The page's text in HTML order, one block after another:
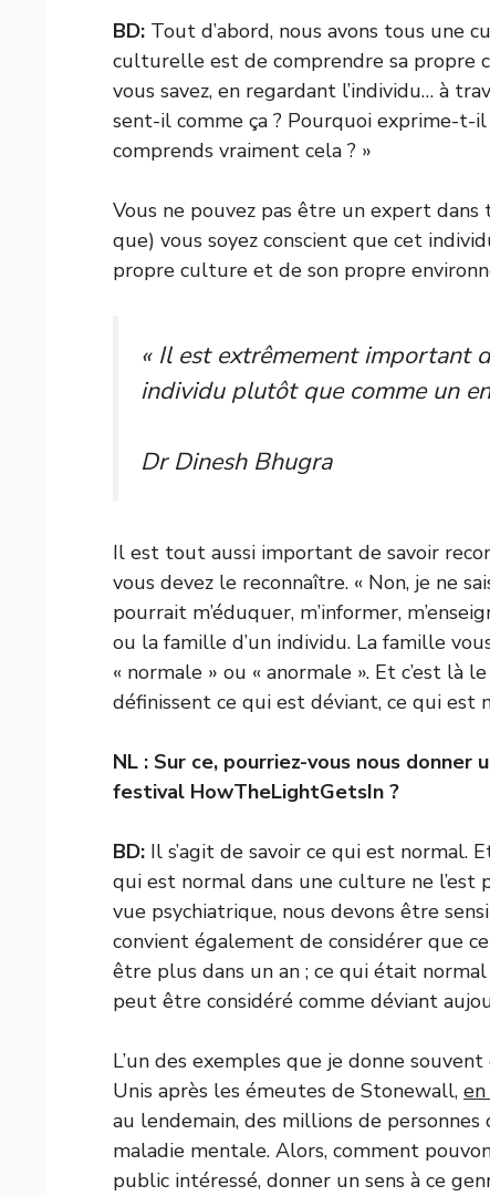
BD: Tout d’abord, nous avons tous une
culturelle est de comprendre sa propre
vous savez, en regardant l’individu… à
sent-il comme ça ? Pourquoi exprime-t-
comprends vraiment cela ? »
Vous ne pouvez pas être un expert dans
que) vous soyez conscient que cet
propre culture et de son propre
« Il est extrêmement important
individu plutôt que comme un
Dr Dinesh Bhugra
Il est tout aussi important de savoir
vous devez le reconnaître. « Non, je ne
pourrait m’éduquer, m’informer,
ou la famille d’un individu. La famille
« normale » ou « anormale ». Et c’est
définissent ce qui est déviant, ce qui est
NL : Sur ce, pourriez-vous nous
festival HowTheLightGetsIn ?
BD: Il s’agit de savoir ce qui est normal.
qui est normal dans une culture ne l’est
vue psychiatrique, nous devons être
convient également de considérer que
être plus dans un an ; ce qui était
peut être considéré comme déviant
L’un des exemples que je donne
Unis après les émeutes de Stonewall,
au lendemain, des millions de
maladie mentale. Alors, comment
public intéressé, donner un sens à ce